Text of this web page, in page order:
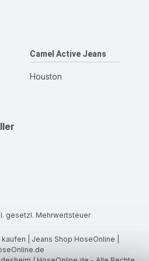
Camel Active Jeans
Houston
gesetzl. Mehrwertsteuer
| Jeans Shop HoseOnline |